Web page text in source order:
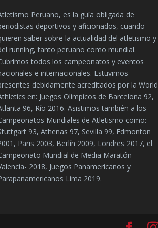
Peruano, es la guía obligada de
deportivos y aficionados, cuando
saber sobre la actualidad del atletismo y
running, tanto peruano como mundial.
todos los campeonatos y eventos
e internacionales. Estuvimos
debidamente acreditados por la World
en: Juegos Olímpicos de Barcelona 92,
96, Río 2016. Asistimos también a los
Mundiales de Atletismo como:
93, Athenas 97, Sevilla 99, Edmonton
Paris 2003, Berlín 2009, Londres 2017, el
Mundial de Media Maratón
2018, Juegos Panamericanos y
Lima 2019.